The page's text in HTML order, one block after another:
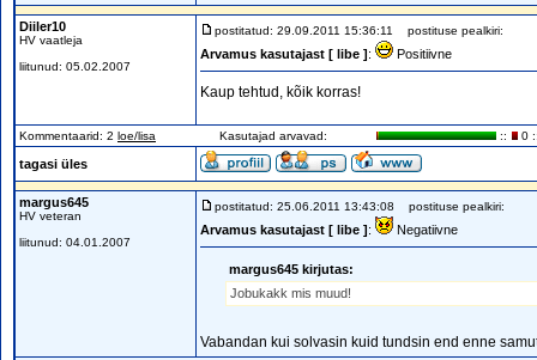
Diiler10
HV vaatleja
liitunud: 05.02.2007
postitatud: 29.09.2011 15:36:11 postituse pealkiri:
Arvamus kasutajast [ libe ]: Positiivne
Kaup tehtud, kõik korras!
Kommentaarid: 2 loe/lisa Kasutajad arvavad: :: 0
tagasi üles
margus645
HV veteran
liitunud: 04.01.2007
postitatud: 25.06.2011 13:43:08 postituse pealkiri:
Arvamus kasutajast [ libe ]: Negatiivne
margus645 kirjutas:
Jobukakk mis muud!
Vabandan kui solvasin kuid tundsin end enne